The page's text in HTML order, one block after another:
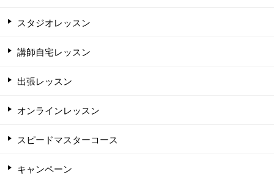
スタジオレッスン
講師自宅レッスン
出張レッスン
オンラインレッスン
スピードマスターコース
キャンペーン